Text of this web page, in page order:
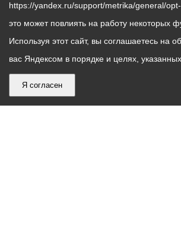
https://yandex.ru/support/metrika/general/
это может повлиять на работу некоторых
Используя этот сайт, вы соглашаетесь на
вас Яндексом в порядке и целях,
Я согласен